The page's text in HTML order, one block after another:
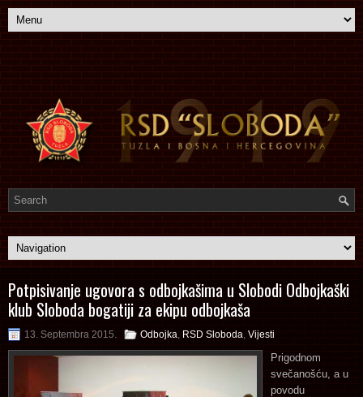
Potpisivanje ugovora s odbojkašima u Slobodi Odbojkaški
klub Sloboda bogatiji za ekipu odbojkaša
13. Septembra 2015. Odbojka RSD Sloboda Vijesti
Prigodnom
svečanošću, a u
povodu